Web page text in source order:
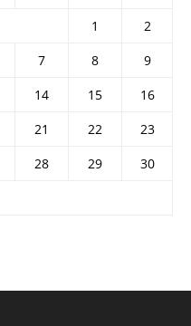
1
2
7 8
9
14 15
16
21 22
23
28 29
30